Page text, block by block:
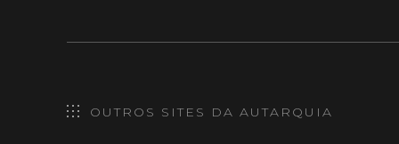
OUTROS SITES DA AUTARQUIA